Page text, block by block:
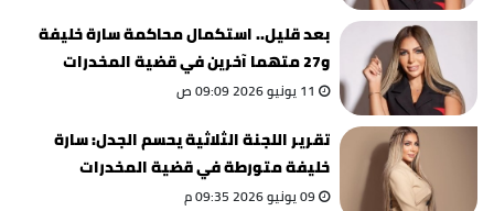
بعد قليل.. استكمال محاكمة سارة خليفة
و27 متهما آخرين في قضية المخدرات
الكبرى
11 يونيو 2026 09:09 ص
تقرير اللجنة الثلاثية يحسم الجدل: سارة
خليفة متورطة في قضية المخدرات
09 يونيو 2026 09:35 م